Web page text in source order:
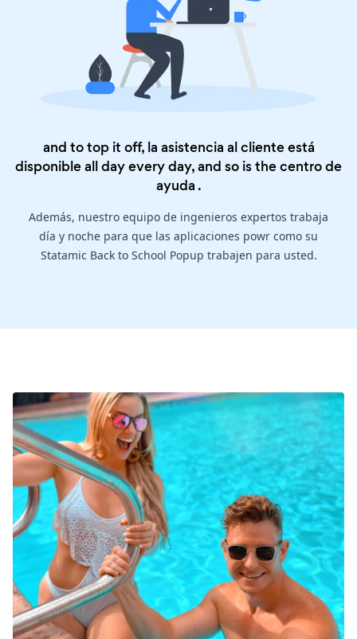
and to top it off, la asistencia al cliente está
disponible all day every day, and so is thecentro de
ayuda .
Además, nuestro equipo de ingenieros expertos trabaja
día y noche para que las aplicaciones powr como su
Statamic Back to School Popup trabajen para usted.